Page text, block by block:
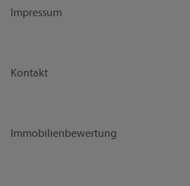
Impressum
Kontakt
Immobilienbewertung